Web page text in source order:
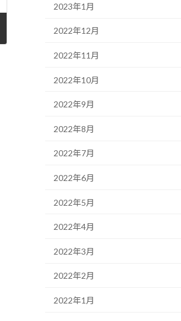
2023年1月
2022年12月
2022年11月
2022年10月
2022年9月
2022年8月
2022年7月
2022年6月
2022年5月
2022年4月
2022年3月
2022年2月
2022年1月